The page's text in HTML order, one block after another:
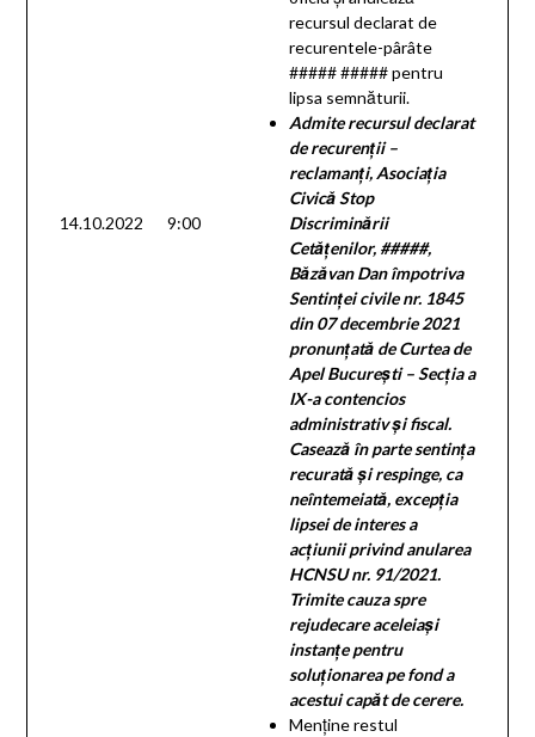
14.10.2022 9:00
recursul declarat de
recurentele-pârâte
##### ##### pentru
lipsa semnăturii.
Admite recursul declarat
de recurenţii –
reclamanţi, Asociaţia
Civică Stop
Discriminării
Cetăţenilor, #####,
Băzăvan Dan împotriva
Sentinței civile nr. 1845
din 07 decembrie 2021
pronunţată de Curtea de
Apel București – Secţia a
IX-a contencios
administrativ şi fiscal.
Casează în parte sentinţa
recurată şi respinge, ca
neîntemeiată, excepţia
lipsei de interes a
acţiunii privind anularea
HCNSU nr. 91/2021.
Trimite cauza spre
rejudecare aceleiaşi
instanţe pentru
soluţionarea pe fond a
acestui capăt de cerere.
Menţine restul